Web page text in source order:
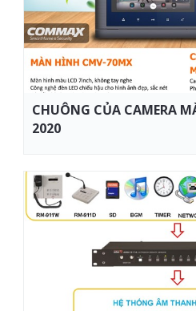
CHUÔNG CỦA CAMERA
2020